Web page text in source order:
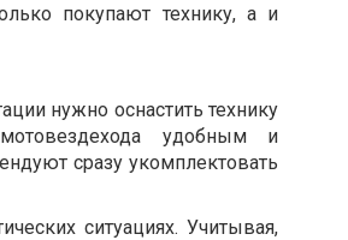
покупают технику, а и
нужно оснастить технику
удобным и
сразу укомплектовать
ситуациях. Учитывая,